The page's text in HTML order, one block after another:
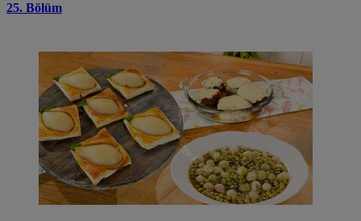
25. Bölüm